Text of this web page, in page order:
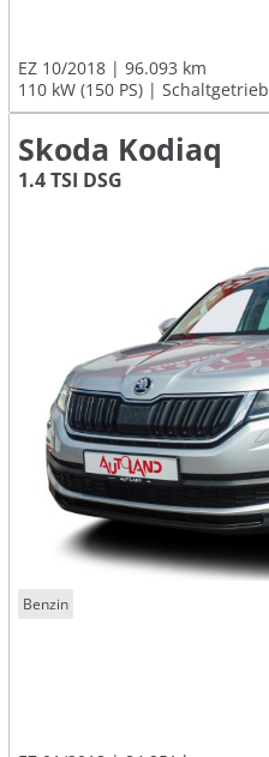
EZ 10/2018
96.093 km
110 kW (150 PS)
Skoda Kodiaq
1.4 TSI DSG
Benzin